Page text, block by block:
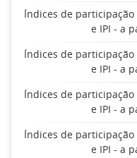
Índices de participação
e IPI - a
Índices de participação
e IPI - a
Índices de participação
e IPI - a
Índices de participação
e IPI - a